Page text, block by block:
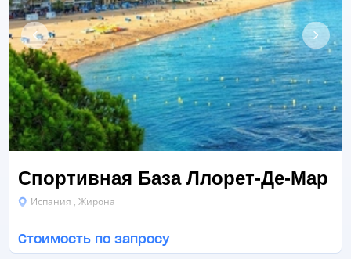
Спортивная База Ллорет-Де-Мар
Испания , Жирона
БАДМИНТОН БАСКЕТБОЛ ВОДНОЕ ПОЛО
Стоимость по запросу